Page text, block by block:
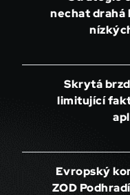
nechat drahá
Skrytá
limitující
Evropský
ZOD